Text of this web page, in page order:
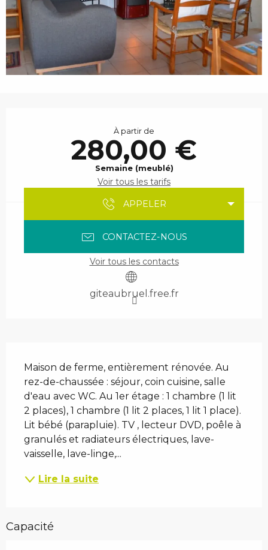
À partir de
280,00 €
Semaine (meublé)
Voir tous les tarifs
APPELER
CONTACTEZ-NOUS
Voir tous les contacts
giteaubruel.free.fr
Maison de ferme, entièrement rénovée. Au
rez-de-chaussée : séjour, coin cuisine, salle
d'eau avec WC. Au 1er étage : 1 chambre (1 lit
2 places), 1 chambre (1 lit 2 places, 1 lit 1 place).
Lit bébé (parapluie). TV , lecteur DVD, poêle à
granulés et radiateurs électriques, lave-
vaisselle, lave-linge,...
Lire la suite
Capacité